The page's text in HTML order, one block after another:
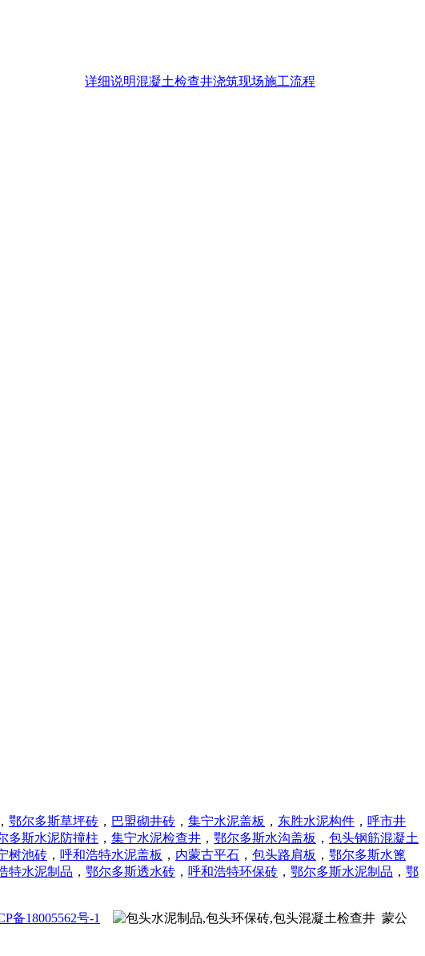
详细说明混凝土检查井浇筑现场施工流程
， 鄂尔多斯草坪砖 ， 巴盟砌井砖 ， 集宁水泥盖板 ， 东胜水泥构件 ， 呼市井
多斯水泥防撞柱 ， 集宁水泥检查井 ， 鄂尔多斯水沟盖板 ， 包头钢筋混凝土
树池砖 ， 呼和浩特水泥盖板 ， 内蒙古平石 ， 包头路肩板 ， 鄂尔多斯水篦
特水泥制品 ， 鄂尔多斯透水砖 ， 呼和浩特环保砖 ， 鄂尔多斯水泥制品 ， 鄂
备18005562号-1
蒙公